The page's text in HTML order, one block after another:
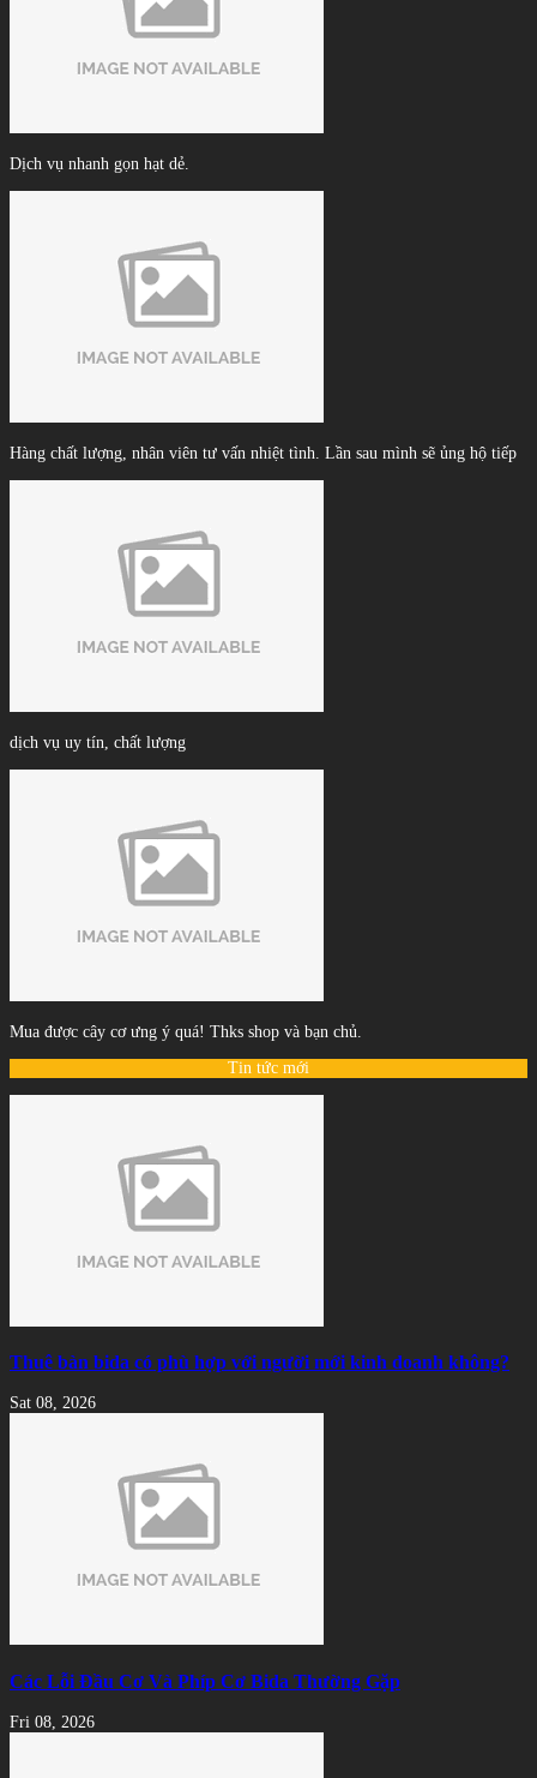
Dịch vụ nhanh gọn hạt dẻ.
Hàng chất lượng, nhân viên tư vấn nhiệt tình. Lần sau mình sẽ ủng hộ tiếp
dịch vụ uy tín, chất lượng
Mua được cây cơ ưng ý quá! Thks shop và bạn chủ.
Tin tức mới
Thuê bàn bida có phù hợp với người mới kinh doanh không?
Sat 08, 2026
Các Lỗi Đầu Cơ Và Phíp Cơ Bida Thường Gặp
Fri 08, 2026